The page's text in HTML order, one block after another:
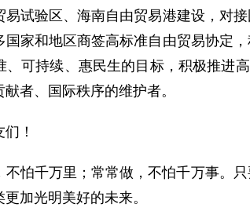
易试验区、海南自由贸易港建设，对
家和地区商签高标准自由贸易协定
可持续、惠民生的目标，积极推进
者、国际秩序的维护者。
！
不怕千万里；常常做，不怕千万事。
加光明美好的未来。